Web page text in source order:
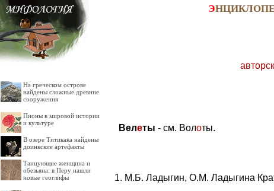
Э
На греческом острове
найдены сложные древние
сооружения
Пионы в мировой истории
и культуре
В озере Титикака найдены
доинкские артефакты
Танцующие женщина и
обезьяна: в Перу нашли
новые геоглифы
Велеты - см. Волоты.
М.Б. Ладыгин, О.М. Ладыгина